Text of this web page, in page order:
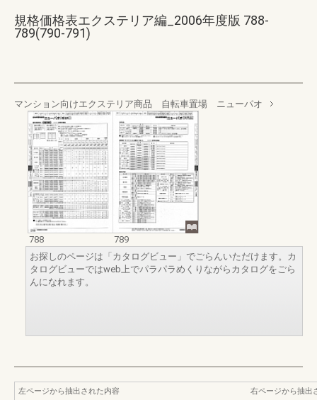
規格価格表エクステリア編_2006年度版 788-
789(790-791)
マンション向けエクステリア商品 自転車置場 ニューパオ
788
789
お探しのページは「カタログビュー」でごらんいただけます。カ
タログビューではweb上でパラパラめくりながらカタログをごら
んになれます。
左ページから抽出された内容
右ページから抽出